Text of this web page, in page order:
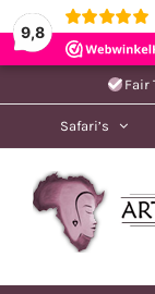
9,8
naar
Fair
Safari’s